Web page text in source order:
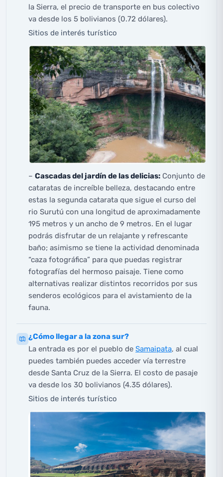
la Sierra, el precio de transporte en bus colectivo
va desde los 5 bolivianos (0.72 dólares).
Sitios de interés turístico
– Cascadas del jardín de las delicias: Conjunto de
cataratas de increíble belleza, destacando entre
estas la segunda catarata que sigue el curso del
rio Surutú con una longitud de aproximadamente
195 metros y un ancho de 9 metros. En el lugar
podrás disfrutar de un relajante y refrescante
baño; asimismo se tiene la actividad denominada
“caza fotográfica” para que puedas registrar
fotografías del hermoso paisaje. Tiene como
alternativas realizar distintos recorridos por sus
senderos ecológicos para el avistamiento de la
fauna.
¿Cómo llegar a la zona sur?
La entrada es por el pueblo de Samaipata, al cual
puedes también puedes acceder vía terrestre
desde Santa Cruz de la Sierra. El costo de pasaje
va desde los 30 bolivianos (4.35 dólares).
Sitios de interés turístico